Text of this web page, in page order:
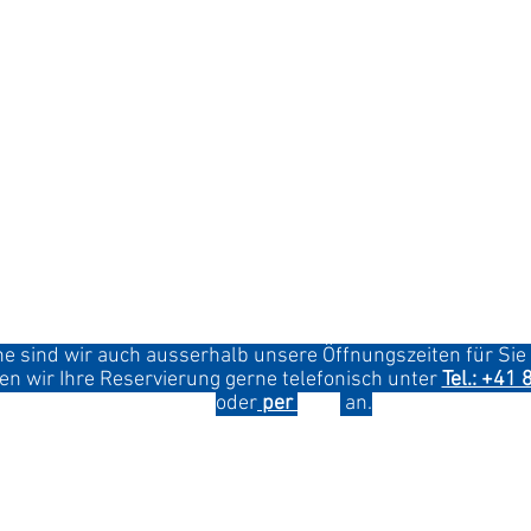
sind wir auch ausserhalb unsere Öffnungszeiten für
wir Ihre Reservierung gerne telefonisch unterTel.: +41
oder per an.